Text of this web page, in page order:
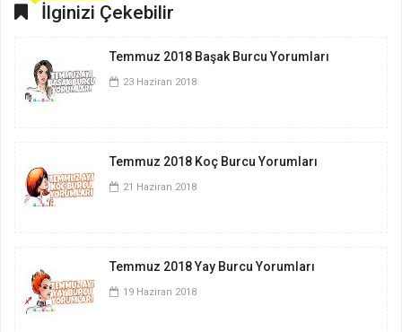
İlginizi Çekebilir
Temmuz 2018 Başak Burcu Yorumları
23 Haziran 2018
Temmuz 2018 Koç Burcu Yorumları
21 Haziran 2018
Temmuz 2018 Yay Burcu Yorumları
19 Haziran 2018